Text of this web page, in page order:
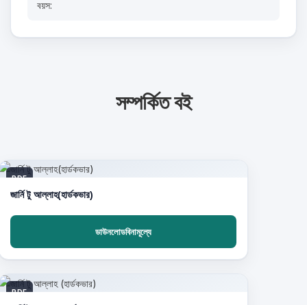
বয়স:
সম্পর্কিত বই
PDF
জার্নি টু আল্লাহ(হার্ডকভার)
ডাউনলোডবিনামূল্যে
PDF